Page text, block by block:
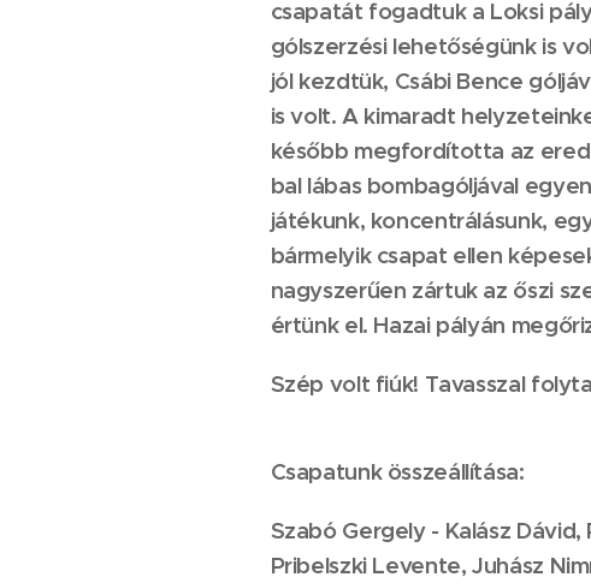
csapatát fogadtuk a Loksi
gólszerzési lehetőségünk is
jól kezdtük, Csábi Bence
is volt. A kimaradt
később megfordította az
bal lábas
játékunk, koncentrálásunk,
bármelyik csapat ellen
nagyszerűen zártuk az őszi
értünk el. Hazai pályán
Szép volt fiúk! Tavasszal
Csapatunk összeállítása:
Szabó Gergely - Kalász
Pribelszki Levente, Juhász